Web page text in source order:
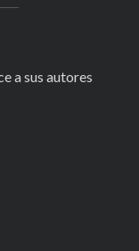
a sus autores